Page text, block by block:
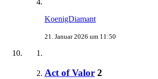
KoenigDiamant
21. Januar 2026 um 11:50
Act of Valor 2